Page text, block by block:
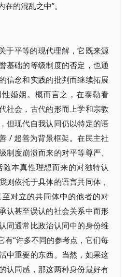
的混乱之中”。
于平等的现代理解，它既来源
基础的等级制度的否定，也通
信念和实践的批判而继续拓展
婚姻。概而言之，在泰勒看
社会，古代的形而上学和宗教
但现代自我认同仍以特定的语
/ 超善为背景框架。在民主社
制度崩溃而来的对平等尊严、
本真性理想而来的对独特认
则依托于具体的语言共同体，
对立的共同体中的他者的对
认甚至误认的社会关系中而形
同通常比政治认同中的身份维
有“许多不同的参考点，它们每
中重要的东西。当然，如果这
认同感，那这两种身份最好有